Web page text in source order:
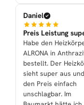
Daniel
Preis Leistung
Habe den
ALRONA in
bestellt. Der
sieht super aus
den Preis einfach
unschlagbar. Im